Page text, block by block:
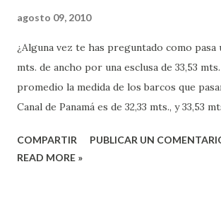
agosto 09, 2010
¿Alguna vez te has preguntado como pasa
mts. de ancho por una esclusa de 33,53
promedio la medida de los barcos que
Canal de Panamá es de 32,33 mts., y 33,53
aproximadamente de cada lado. Entonces,
COMPARTIR
PUBLICAR UN
READ MORE »